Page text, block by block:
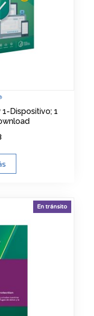
Dispositivo; 1
En tránsito